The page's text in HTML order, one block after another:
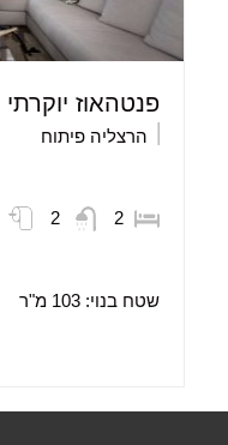
פנטהאוז יוקרתי
הרצליה פיתוח
2
2
שטח בנוי:103 מ"ר